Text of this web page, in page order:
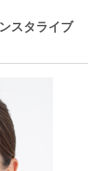
スタライブ